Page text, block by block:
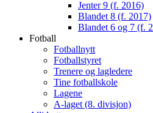
Jenter 9 (f. 2016)
Blandet 8 (f. 2017)
Blandet 6 og 7 (f.
Fotball
Fotballnytt
Fotballstyret
Trenere og lagledere
Tine fotballskole
Lagene
A-laget (8. divisjon)